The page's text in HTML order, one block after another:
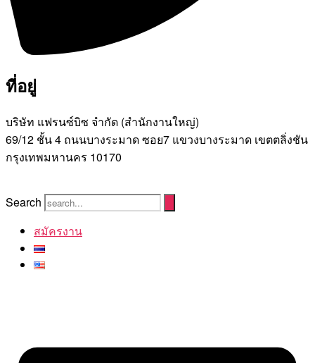
ที่อยู่
บริษัท แฟรนซ์บิซ จํากัด (สํานักงานใหญ่)
69/12 ชั้น 4 ถนนบางระมาด ซอย7 แขวงบางระมาด เขตตลิ่งชัน
กรุงเทพมหานคร 10170
Search
สมัครงาน